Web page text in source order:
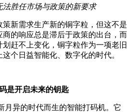
法胜任市场与政策的新要求
新需求生产新的铜字粒，但这不是
的响应总是滞后于政策的出台，而
赶不上变化，铜字粒作为一项老旧
个日益智能化、数字化的时代。
是开启未来的钥匙
月异的时代而生的智能打码机。它